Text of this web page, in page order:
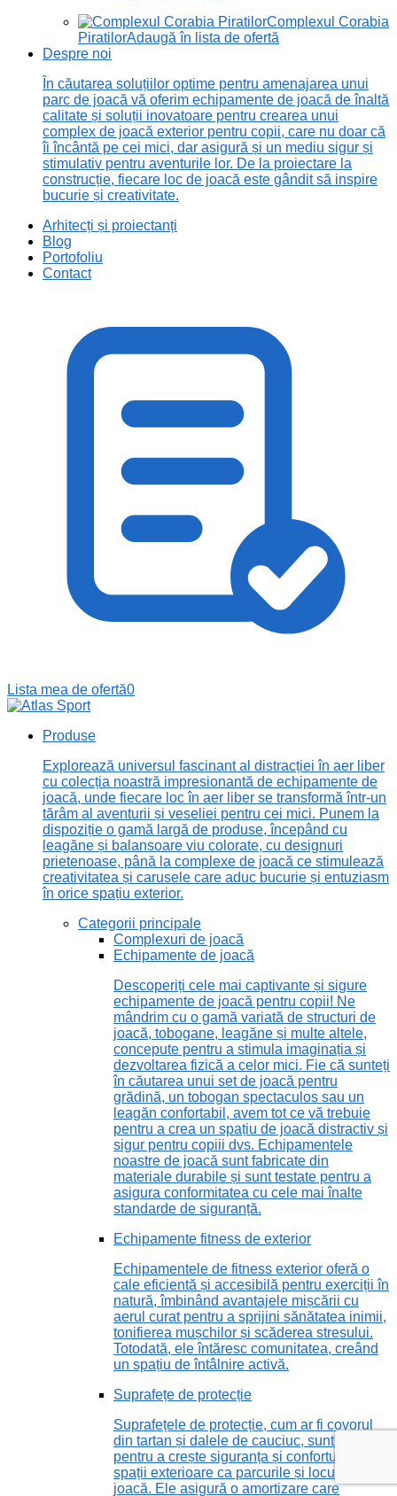
Complexul Corabia
PiratilorAdaugă în lista de ofertă
Despre noi
În căutarea soluțiilor optime pentru amenajarea unui
parc de joacă vă oferim echipamente de joacă de înaltă
calitate și soluții inovatoare pentru crearea unui
complex de joacă exterior pentru copii, care nu doar că
îi încântă pe cei mici, dar asigură și un mediu sigur și
stimulativ pentru aventurile lor. De la proiectare la
construcție, fiecare loc de joacă este gândit să inspire
bucurie și creativitate.
Arhitecți și proiectanți
Blog
Portofoliu
Contact
Lista mea de ofertă0
Produse
Explorează universul fascinant al distracției în aer liber
cu colecția noastră impresionantă de echipamente de
joacă, unde fiecare loc în aer liber se transformă într-un
tărâm al aventurii și veseliei pentru cei mici. Punem la
dispoziție o gamă largă de produse, începând cu
leagăne și balansoare viu colorate, cu designuri
prietenoase, până la complexe de joacă ce stimulează
creativitatea și carusele care aduc bucurie și entuziasm
în orice spațiu exterior.
Categorii principale
Complexuri de joacă
Echipamente de joacă
Descoperiți cele mai captivante și sigure
echipamente de joacă pentru copii! Ne
mândrim cu o gamă variată de structuri de
joacă, tobogane, leagăne și multe altele,
concepute pentru a stimula imaginația și
dezvoltarea fizică a celor mici. Fie că sunteți
în căutarea unui set de joacă pentru
grădină, un tobogan spectaculos sau un
leagăn confortabil, avem tot ce vă trebuie
pentru a crea un spațiu de joacă distractiv și
sigur pentru copiii dvs. Echipamentele
noastre de joacă sunt fabricate din
materiale durabile și sunt testate pentru a
asigura conformitatea cu cele mai înalte
standarde de siguranță.
Echipamente fitness de exterior
Echipamentele de fitness exterior oferă o
cale eficientă și accesibilă pentru exerciții în
natură, îmbinând avantajele mișcării cu
aerul curat pentru a sprijini sănătatea inimii,
tonifierea mușchilor și scăderea stresului.
Totodată, ele întăresc comunitatea, creând
un spațiu de întâlnire activă.
Suprafețe de protecție
Suprafețele de protecție, cum ar fi covorul
din tartan și dalele de cauciuc, sunt vitale
pentru a crește siguranța și confortul în
spații exterioare ca parcurile și locurile de
joacă. Ele asigură o amortizare care